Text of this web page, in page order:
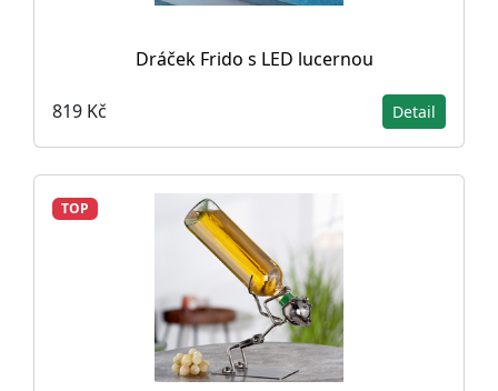
Dráček Frido s LED lucernou
819 Kč Detail
TOP